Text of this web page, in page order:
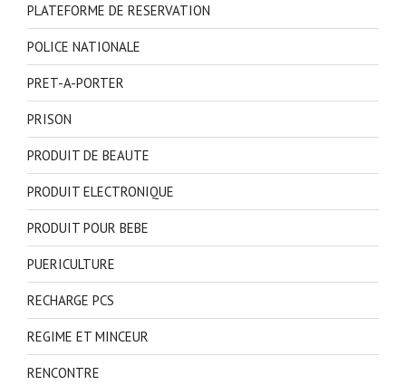
PLATEFORME DE RESERVATION
POLICE NATIONALE
PRET-A-PORTER
PRISON
PRODUIT DE BEAUTE
PRODUIT ELECTRONIQUE
PRODUIT POUR BEBE
PUERICULTURE
RECHARGE PCS
REGIME ET MINCEUR
RENCONTRE